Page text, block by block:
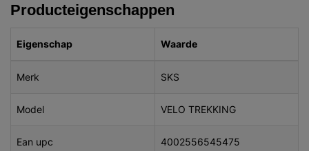
Producteigenschappen
Eigenschap Waarde
Merk SKS
Model VELO TREKKING
Ean upc 4002556545475